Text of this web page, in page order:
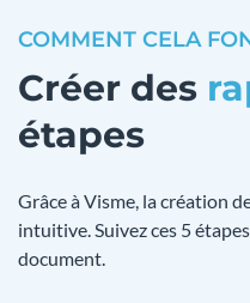
COMMENT CELA
Créer des
étapes
Grâce à Visme, la création
intuitive. Suivez ces 5
document.